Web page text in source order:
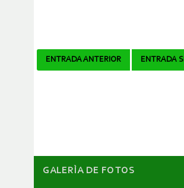
Navegador
ENTRADA ANTERIOR ENTRADA
GALERÌA DE FOTOS